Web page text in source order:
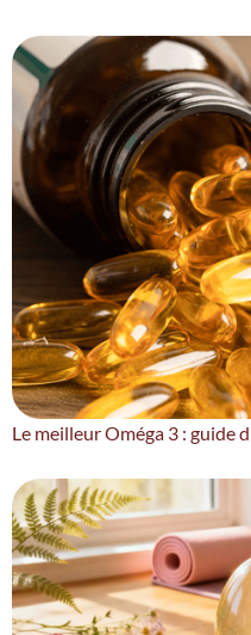
Le meilleur Oméga 3 : guide